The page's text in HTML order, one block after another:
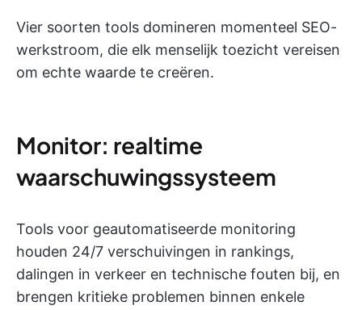
Vier soorten tools domineren momenteel SEO-
werkstroom, die elk menselijk toezicht vereisen
om echte waarde te creëren.
Monitor: realtime
waarschuwingssysteem
Tools voor geautomatiseerde monitoring
houden 24/7 verschuivingen in rankings,
dalingen in verkeer en technische fouten bij, en
brengen kritieke problemen binnen enkele